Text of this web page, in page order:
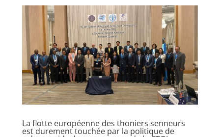
La flotte européenne des thoniers senneurs
est durement touchée par la politique de